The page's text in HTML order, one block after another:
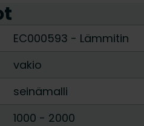
EC000593 - Lämmitin
vakio
seinämalli
1000 - 2000